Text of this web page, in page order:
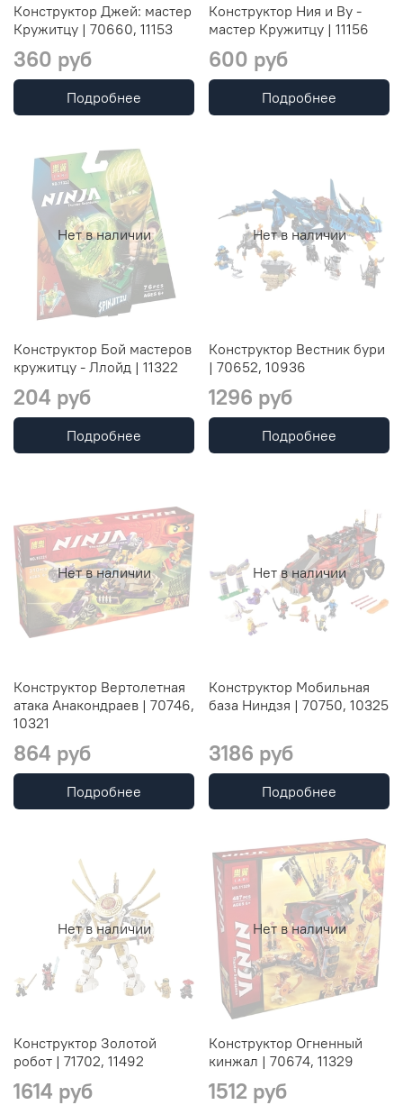
Конструктор Джей: мастер
Кружитцу | 70660, 11153
360 руб
Подробнее
Конструктор Ния и Ву -
мастер Кружитцу | 11156
600 руб
Подробнее
Нет в наличии
Конструктор Бой мастеров
кружитцу - Ллойд | 11322
204 руб
Подробнее
Нет в наличии
Конструктор Вестник бури
| 70652, 10936
1296 руб
Подробнее
Нет в наличии
Конструктор Вертолетная
атака Анакондраев | 70746,
10321
864 руб
Подробнее
Нет в наличии
Конструктор Мобильная
база Ниндзя | 70750, 10325
3186 руб
Подробнее
Нет в наличии
Конструктор Золотой
робот | 71702, 11492
1614 руб
Нет в наличии
Конструктор Огненный
кинжал | 70674, 11329
1512 руб